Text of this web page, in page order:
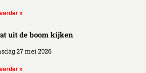
»
uit de boom kijken
27 mei 2026
»